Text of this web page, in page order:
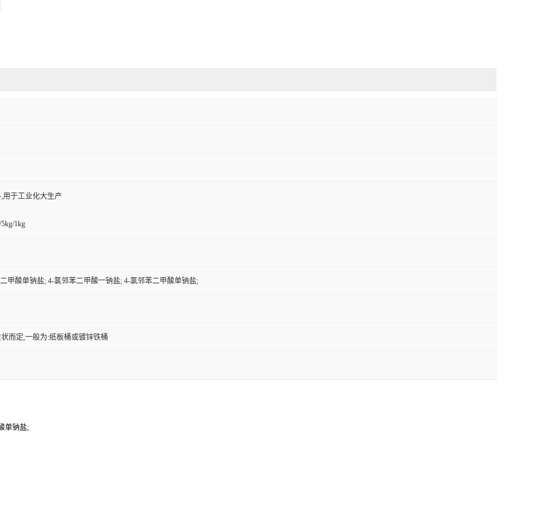
用于工业化大生产
1kg
甲酸单钠盐; 4-氯邻苯二甲酸一钠盐; 4-氯邻苯二甲酸单钠盐;
而定,一般为:纸板桶或镀锌铁桶
单钠盐;